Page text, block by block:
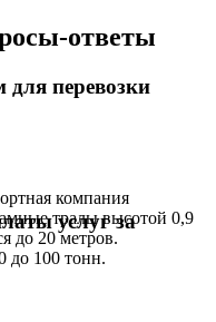
ответы
перевозки
компания
тралы высотой 0,9
до 20 метров.
до 100 тонн.
услуг за